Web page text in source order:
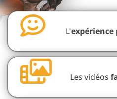
L'expérience
Les vidéos